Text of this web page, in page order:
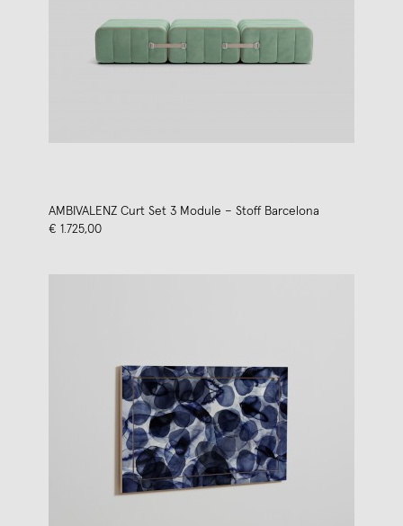
AMBIVALENZ Curt Set 3 Module – Stoff Barcelona
€ 1.725,00